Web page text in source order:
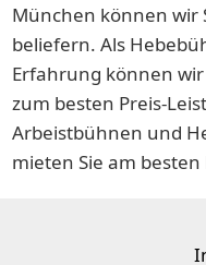
München können wir
beliefern. Als
Erfahrung können
zum besten Preis-
Arbeistbühnen und
mieten Sie am besten